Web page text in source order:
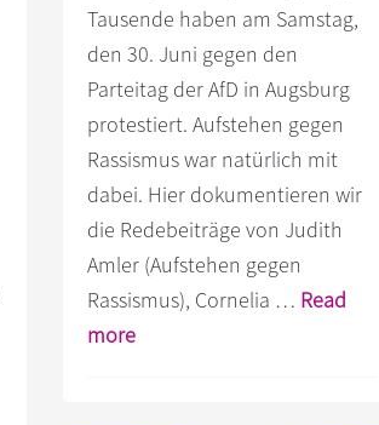
Tausende haben am Samstag,
den 30. Juni gegen den
Parteitag der AfD in Augsburg
protestiert. Aufstehen gegen
Rassismus war natürlich mit
dabei. Hier dokumentieren wir
die Redebeiträge von Judith
Amler (Aufstehen gegen
Rassismus), Cornelia … Read
moreInfos